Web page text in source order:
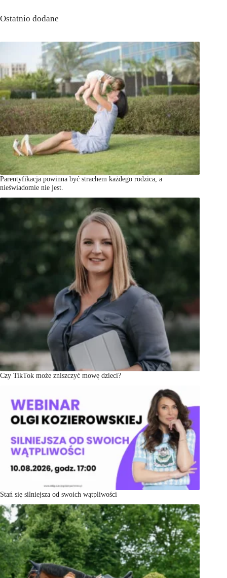
Ostatnio dodane
Parentyfikacja powinna być strachem każdego rodzica, a
nieświadomie nie jest.
Czy TikTok może zniszczyć mowę dzieci?
Stań się silniejsza od swoich wątpliwości